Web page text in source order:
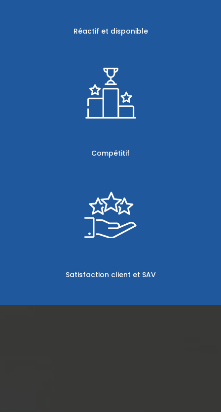
Réactif et disponible
Compétitif
Satisfaction client et SAV